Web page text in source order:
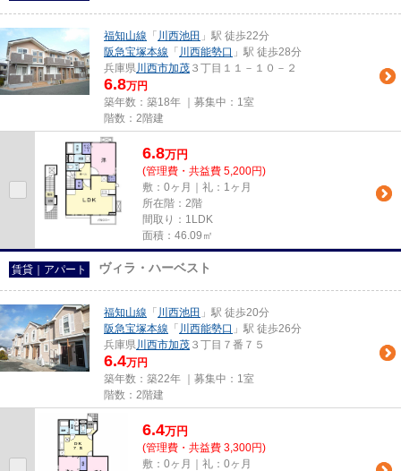
福知山線 「 川西池田 」駅 徒歩22分
阪急宝塚本線 「 川西能勢口 」駅 徒歩28分
兵庫県川西市加茂 ３丁目１１－１０－２
6.8万円
築年数：築18年 ｜募集中： 1室
階数：2階建
6.8万円
(管理費・共益費 5,200円)
敷：0ヶ月｜礼：1ヶ月
所在階：2階
間取り：1LDK
面積：46.09㎡
賃貸｜アパート ヴィラ・ハーベスト
福知山線 「 川西池田 」駅 徒歩20分
阪急宝塚本線 「 川西能勢口 」駅 徒歩26分
兵庫県川西市加茂 ３丁目７番７５
6.4万円
築年数：築22年 ｜募集中： 1室
階数：2階建
6.4万円
(管理費・共益費 3,300円)
敷：0ヶ月｜礼：0ヶ月